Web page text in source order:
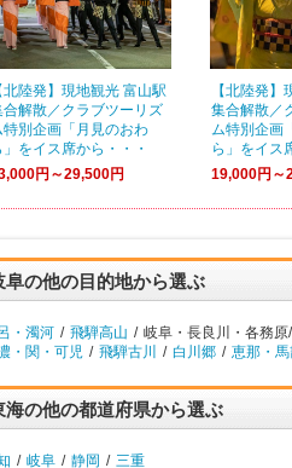
北陸発】現地観光 富山駅
合解散／クラブツーリズ
特別企画「月見のおわ
」をイス席から・・・
円～29,500円
【北陸発】
集合解散／
ム特別企画
ら」をイス
19,000円～
阜の他の目的地から選ぶ
・濁河 / 飛騨高山 / 岐阜・長良川・各務原/
・関・可児 / 飛騨古川 / 白川郷 / 恵那・馬
海の他の都道府県から選ぶ
/ 岐阜 / 静岡 / 三重